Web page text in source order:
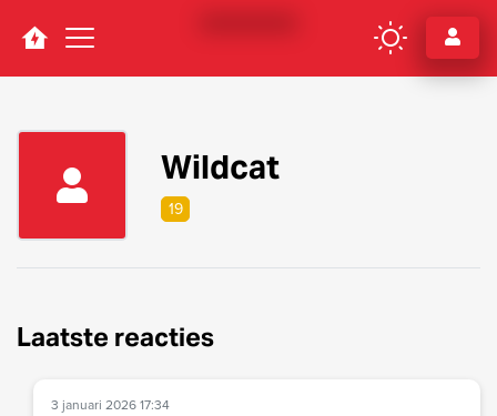
Navigation
Wildcat
19
Laatste reacties
3 januari 2026 17:34